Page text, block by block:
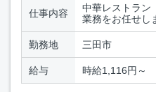
仕事内容
中華レストラン
業務をお任せし
勤務地 三田市
給与 時給1,116円～